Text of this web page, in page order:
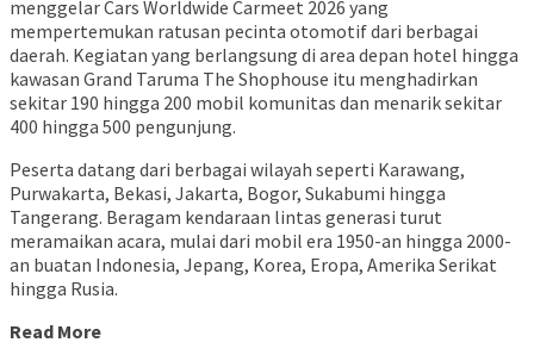
menggelar Cars Worldwide Carmeet 2026 yang
mempertemukan ratusan pecinta otomotif dari berbagai
daerah. Kegiatan yang berlangsung di area depan hotel hingga
kawasan Grand Taruma The Shophouse itu menghadirkan
sekitar 190 hingga 200 mobil komunitas dan menarik sekitar
400 hingga 500 pengunjung.
Peserta datang dari berbagai wilayah seperti Karawang,
Purwakarta, Bekasi, Jakarta, Bogor, Sukabumi hingga
Tangerang. Beragam kendaraan lintas generasi turut
meramaikan acara, mulai dari mobil era 1950-an hingga 2000-
an buatan Indonesia, Jepang, Korea, Eropa, Amerika Serikat
hingga Rusia.
Read More